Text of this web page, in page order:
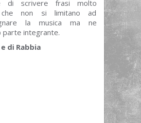
di scrivere frasi molto
che non si limitano ad
la musica ma ne
parte integrante.
di Rabbia